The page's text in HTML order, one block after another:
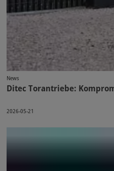
News
Ditec Torantriebe:
2026-05-21